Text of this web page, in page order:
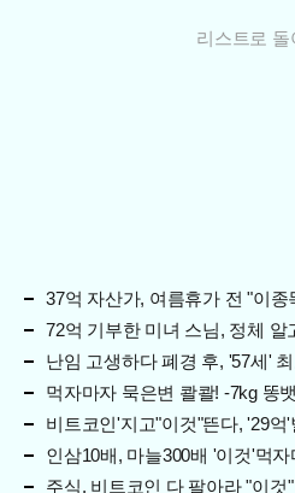
리스트로 돌
37억 자산가, 여름휴가 전 "이종
72억 기부한 미녀 스님, 정체 알
난임 고생하다 폐경 후, '57세'
먹자마자 묵은변 콸콸! -7kg 똥
비트코인'지고"이것"뜬다, '29억
인삼10배, 마늘300배 '이것'먹
주식, 비트코인 다 팔아라 "이것